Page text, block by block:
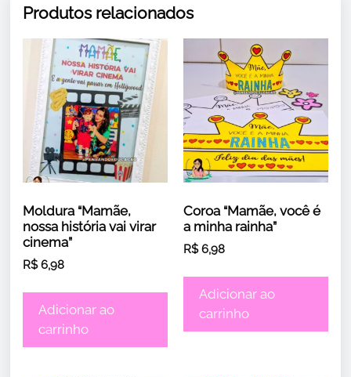
Produtos relacionados
Moldura “Mamãe,
nossa história vai virar
cinema”
R$6,98
Adicionar ao
carrinho
Coroa “Mamãe, você é
a minha rainha”
R$6,98
Adicionar ao
carrinho